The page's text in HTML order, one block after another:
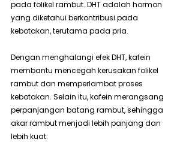
pada folikel rambut. DHT adalah hormon
yang diketahui berkontribusi pada
kebotakan, terutama pada pria.
Dengan menghalangi efek DHT, kafein
membantu mencegah kerusakan folikel
rambut dan memperlambat proses
kebotakan. Selain itu, kafein merangsang
perpanjangan batang rambut, sehingga
akar rambut menjadi lebih panjang dan
lebih kuat.